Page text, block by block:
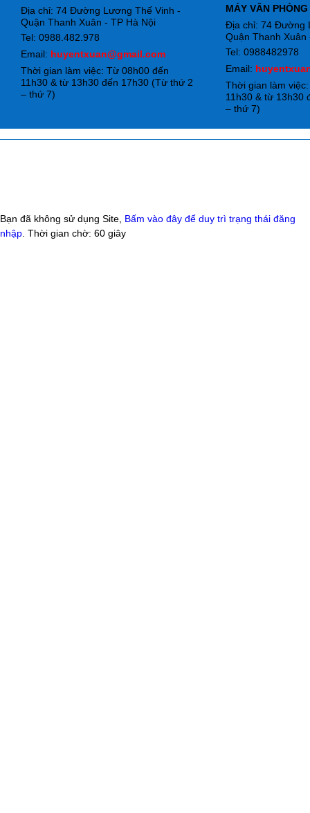
Địa chỉ: 74 Đường Lương Thế Vinh -
Quận Thanh Xuân - TP Hà Nội
Tel: 0988.482.978
Email: huyentxuan@gmail.com
Thời gian làm việc: Từ 08h00 đến
11h30 & từ 13h30 đến 17h30 (Từ thứ 2
– thứ 7)
MÁY VĂN PHÒNG
Địa chỉ: 74 Đường
Quận Thanh Xuân
Tel: 0988482978
Email:
Thời gian làm
11h30 & từ 13h30
– thứ 7)
Bạn đã không sử dụng Site, Bấm vào đây để duy trì trạng thái đăng
nhập . Thời gian chờ: 60 giây